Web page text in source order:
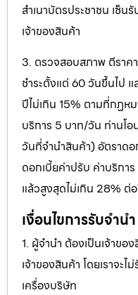
สำเนาบัตรประชาชน เซ็น
เจ้าของสินค้า
3. ตรวจสอบสภาพ ตีราค
ชำระตั้งแต่ 60 วันขึ้นไป
ปีไม่เกิน 15% ตามที่กฏห
บริการ 5 บาท/วัน ท่านโ
วันที่จำนำสินค้า) อัตราดอ
ดอกเบี้ยค่าปรับ ค่าบริกา
แล้วสูงสุดไม่เกิน 28% ต่
เงื่อนไขการรับจำนำ
1. ผู้จำนำ ต้องเป็นเจ้าขอ
เจ้าของสินค้า โดยเราจะไ
เครื่องบริษัท